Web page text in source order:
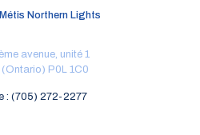
Northern Lights
avenue, unité 1
P0L 1C0
: (705) 272-2277